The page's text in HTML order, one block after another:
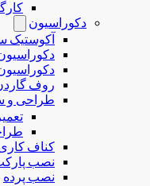
دکوراسیون
آکوستیک
روف
طراحی و
کناف
نصب
نصب پرده